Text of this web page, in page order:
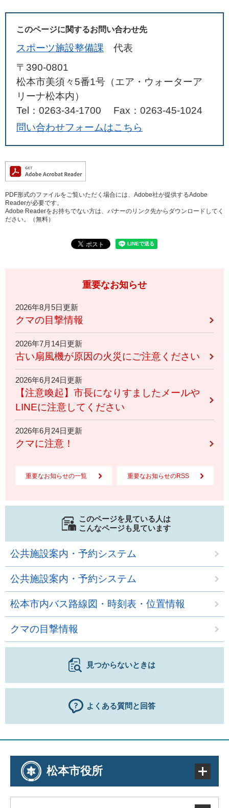
このページに関するお問い合わせ先
スポーツ施設整備課
代表
〒390-0801
松本市美須々5番1号（エア・ウォーターア
リーナ松本内）
Tel：0263-34-1700
Fax：0263-45-1024
問い合わせフォームはこちら
PDF形式のファイルをご覧いただく場合には、Adobe社が提供するAdobe
Readerが必要です。
Adobe Readerをお持ちでない方は、バナーのリンク先からダウンロードしてく
ださい。（無料）
重要なお知らせ
2026年8月5日更新
クマの目撃情報
2026年7月14日更新
古い扇風機が原因の火災にご注意ください
2026年6月24日更新
【注意喚起】市長になりすましたメールや
LINEに注意してください
2026年6月24日更新
クマに注意！
重要なお知らせの一覧 重要なお知らせのRSS
このページを見ている人は
こんなページも見ています
公共施設案内・予約システム
公共施設案内・予約システム
松本市内バス路線図・時刻表・位置情報
クマの目撃情報
見つからないときは
よくある質問と回答
松本市役所